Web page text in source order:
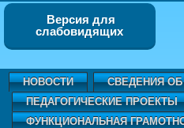
Версия для
слабовидящих
НОВОСТИ СВЕДЕНИЯ
ПЕДАГОГИЧЕСКИЕ ПРОЕКТЫ
ФУНКЦИОНАЛЬНАЯ